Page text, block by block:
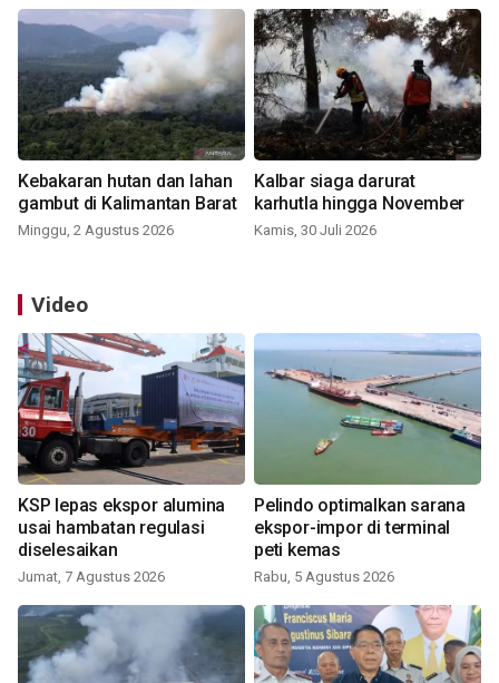
Kebakaran hutan dan lahan
gambut di Kalimantan Barat
Minggu, 2 Agustus 2026
Kalbar siaga darurat
karhutla hingga November
Kamis, 30 Juli 2026
Video
KSP lepas ekspor alumina
usai hambatan regulasi
diselesaikan
Jumat, 7 Agustus 2026
Pelindo optimalkan sarana
ekspor-impor di terminal
peti kemas
Rabu, 5 Agustus 2026